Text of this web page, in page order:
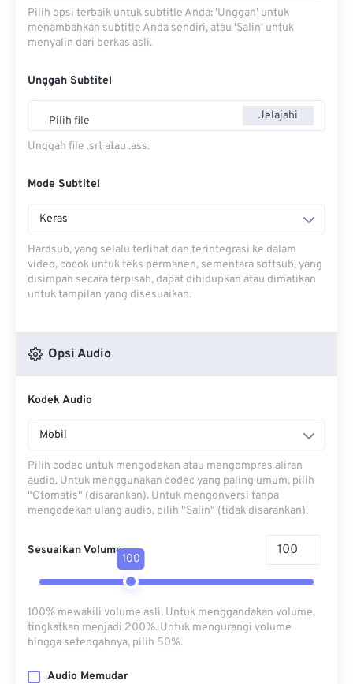
Pilih opsi terbaik untuk subtitle Anda: 'Unggah' untuk
menambahkan subtitle Anda sendiri, atau 'Salin' untuk
menyalin dari berkas asli.
Unggah Subtitel
Pilih file Jelajahi
Unggah file .srt atau .ass.
Mode Subtitel
Keras
Hardsub, yang selalu terlihat dan terintegrasi ke dalam
video, cocok untuk teks permanen, sementara softsub, yang
disimpan secara terpisah, dapat dihidupkan atau dimatikan
untuk tampilan yang disesuaikan.
Opsi Audio
Kodek Audio
Mobil
Pilih codec untuk mengodekan atau mengompres aliran
audio. Untuk menggunakan codec yang paling umum, pilih
"Otomatis" (disarankan). Untuk mengonversi tanpa
mengodekan ulang audio, pilih "Salin" (tidak disarankan).
Sesuaikan Volume
100
100% mewakili volume asli. Untuk menggandakan volume,
tingkatkan menjadi 200%. Untuk mengurangi volume
hingga setengahnya, pilih 50%.
Audio Memudar